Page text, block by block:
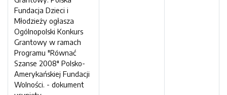
Fundacja Dzieci i
Młodzieży ogłasza
Ogólnopolski Konkurs
Grantowy w ramach
Programu "Równać
Szanse 2008" Polsko-
Amerykańskiej Fundacji
Wolności. - dokument